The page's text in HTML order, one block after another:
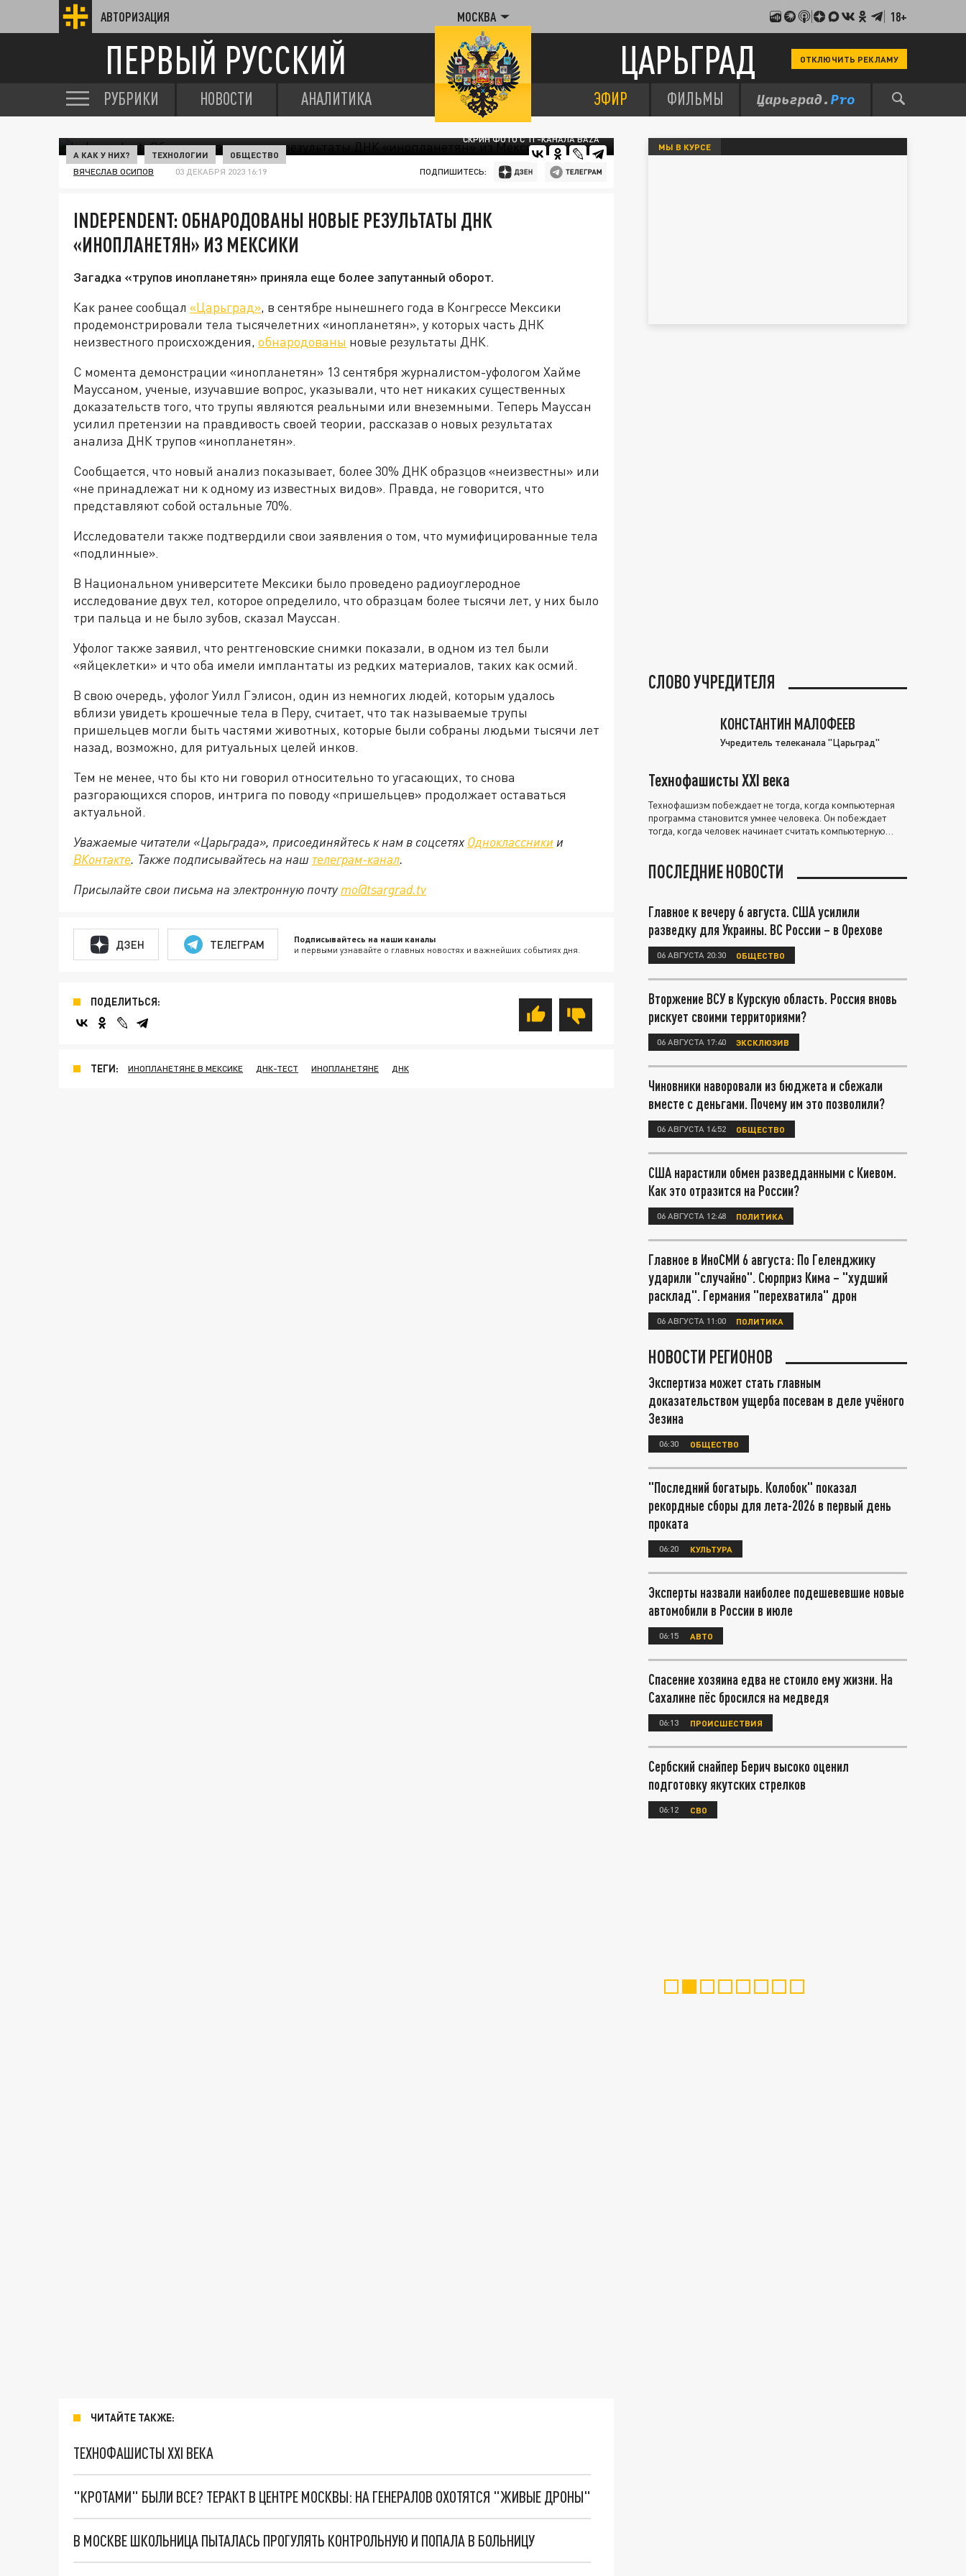
АВТОРИЗАЦИЯ МОСКВА 18+
ПЕРВЫЙ РУССКИЙ ЦАРЬГРАД ОТКЛЮЧИТЬ РЕКЛАМУ
РУБРИКИ НОВОСТИ АНАЛИТИКА ЭФИР ФИЛЬМЫ
СКРИН ФОТО С ТГ-КАНАЛА BAZA
А КАК У НИХ? ТЕХНОЛОГИИ ОБЩЕСТВО
ВЯЧЕСЛАВ ОСИПОВ 03 ДЕКАБРЯ 2023 16:19 ПОДПИШИТЕСЬ:
INDEPENDЕNT: ОБНАРОДОВАНЫ НОВЫЕ РЕЗУЛЬТАТЫ ДНК
«ИНОПЛАНЕТЯН» ИЗ МЕКСИКИ
Загадка «трупов инопланетян» приняла еще более запутанный оборот.
Как ранее сообщал «Царьград», в сентябре нынешнего года в Конгрессе Мексики
продемонстрировали тела тысячелетних «инопланетян», у которых часть ДНК
неизвестного происхождения, обнародованы новые результаты ДНК.
С момента демонстрации «инопланетян» 13 сентября журналистом-уфологом Хайме
Мауссаном, ученые, изучавшие вопрос, указывали, что нет никаких существенных
доказательств того, что трупы являются реальными или внеземными. Теперь Мауссан
усилил претензии на правдивость своей теории, рассказав о новых результатах
анализа ДНК трупов «инопланетян».
Сообщается, что новый анализ показывает, более 30% ДНК образцов «неизвестны» или
«не принадлежат ни к одному из известных видов». Правда, не говорится, что
представляют собой остальные 70%.
Исследователи также подтвердили свои заявления о том, что мумифицированные тела
«подлинные».
В Национальном университете Мексики было проведено радиоуглеродное
исследование двух тел, которое определило, что образцам более тысячи лет, у них было
три пальца и не было зубов, сказал Мауссан.
Уфолог также заявил, что рентгеновские снимки показали, в одном из тел были
«яйцеклетки» и что оба имели имплантаты из редких материалов, таких как осмий.
В свою очередь, уфолог Уилл Гэлисон, один из немногих людей, которым удалось
вблизи увидеть крошечные тела в Перу, считает, что так называемые трупы
пришельцев могли быть частями животных, которые были собраны людьми тысячи лет
назад, возможно, для ритуальных целей инков.
Тем не менее, что бы кто ни говорил относительно то угасающих, то снова
разгорающихся споров, интрига по поводу «пришельцев» продолжает оставаться
актуальной.
Уважаемые читатели «Царьграда», присоединяйтесь к нам в соцсетях Одноклассники и
ВКонтакте. Также подписывайтесь на наш телеграм-канал.
Присылайте свои письма на электронную почту mo@tsargrad.tv
ДЗЕН ТЕЛЕГРАМ Подписывайтесь на наши каналы
и первыми узнавайте о главных новостях и важнейших событиях дня.
ПОДЕЛИТЬСЯ:
ТЕГИ: ИНОПЛАНЕТЯНЕ В МЕКСИКЕ ДНК-ТЕСТ ИНОПЛАНЕТЯНЕ ДНК
ЧИТАЙТЕ ТАКЖЕ:
ТЕХНОФАШИСТЫ XXI ВЕКА
"КРОТАМИ" БЫЛИ ВСЕ? ТЕРАКТ В ЦЕНТРЕ МОСКВЫ: НА ГЕНЕРАЛОВ ОХОТЯТСЯ "ЖИВЫЕ ДРОНЫ"
В МОСКВЕ ШКОЛЬНИЦА ПЫТАЛАСЬ ПРОГУЛЯТЬ КОНТРОЛЬНУЮ И ПОПАЛА В БОЛЬНИЦУ
МЫ В КУРСЕ
СЛОВО УЧРЕДИТЕЛЯ
КОНСТАНТИН МАЛОФЕЕВ
Учредитель телеканала "Царьград"
Технофашисты XXI века
Технофашизм побеждает не тогда, когда компьютерная
программа становится умнее человека. Он побеждает
тогда, когда человек начинает считать компьютерную
ПОСЛЕДНИЕ НОВОСТИ
Главное к вечеру 6 августа. США усилили
разведку для Украины. ВС России – в Орехове
06 АВГУСТА 20:30 ОБЩЕСТВО
Вторжение ВСУ в Курскую область. Россия вновь
рискует своими территориями?
06 АВГУСТА 17:40 ЭКСКЛЮЗИВ
Чиновники наворовали из бюджета и сбежали
вместе с деньгами. Почему им это позволили?
06 АВГУСТА 14:52 ОБЩЕСТВО
США нарастили обмен разведданными с Киевом.
Как это отразится на России?
06 АВГУСТА 12:48 ПОЛИТИКА
Главное в ИноСМИ 6 августа: По Геленджику
ударили "случайно". Сюрприз Кима – "худший
расклад". Германия "перехватила" дрон
06 АВГУСТА 11:00 ПОЛИТИКА
НОВОСТИ РЕГИОНОВ
Экспертиза может стать главным
доказательством ущерба посевам в деле учёного
Зезина
06:30 ОБЩЕСТВО
"Последний богатырь. Колобок" показал
рекордные сборы для лета-2026 в первый день
проката
06:20 КУЛЬТУРА
Эксперты назвали наиболее подешевевшие новые
автомобили в России в июле
06:15 АВТО
Спасение хозяина едва не стоило ему жизни. На
Сахалине пёс бросился на медведя
06:13 ПРОИСШЕСТВИЯ
Сербский снайпер Берич высоко оценил
подготовку якутских стрелков
06:12 СВО